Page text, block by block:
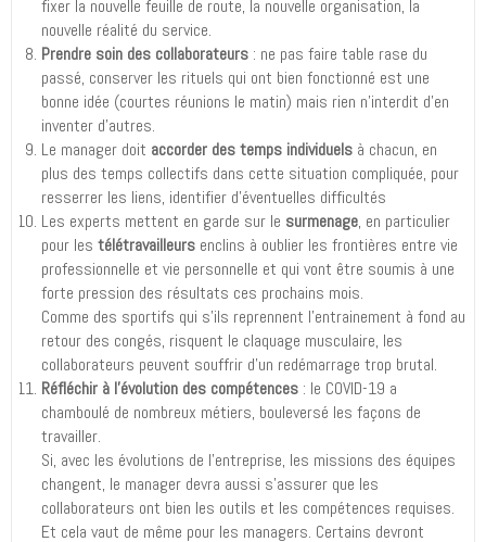
fixer la nouvelle feuille de route, la nouvelle organisation, la
nouvelle réalité du service.
Prendre soin des collaborateurs : ne pas faire table rase du
passé, conserver les rituels qui ont bien fonctionné est une
bonne idée (courtes réunions le matin) mais rien n’interdit d’en
inventer d’autres.
Le manager doit accorder des temps individuels à chacun, en
plus des temps collectifs dans cette situation compliquée, pour
resserrer les liens, identifier d’éventuelles difficultés
Les experts mettent en garde sur le surmenage, en particulier
pour les télétravailleurs enclins à oublier les frontières entre vie
professionnelle et vie personnelle et qui vont être soumis à une
forte pression des résultats ces prochains mois.
Comme des sportifs qui s’ils reprennent l’entrainement à fond au
retour des congés, risquent le claquage musculaire, les
collaborateurs peuvent souffrir d’un redémarrage trop brutal.
Réfléchir à l’évolution des compétences : le COVID-19 a
chamboulé de nombreux métiers, bouleversé les façons de
travailler.
Si, avec les évolutions de l’entreprise, les missions des équipes
changent, le manager devra aussi s’assurer que les
collaborateurs ont bien les outils et les compétences requises.
Et cela vaut de même pour les managers. Certains devront